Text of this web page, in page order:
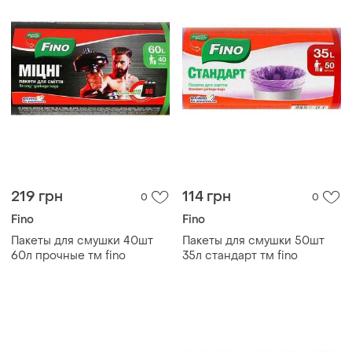
219 грн 0
Fino
Пакеты для смушки 40шт
60л прочные тм fino
114 грн 0
Fino
Пакеты для смушки 50шт
35л cтандарт тм fino